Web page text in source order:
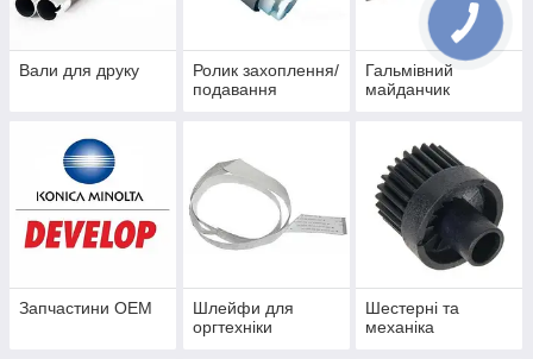
Вали для друку
Ролик захоплення/
подавання
Гальмівний
майданчик
Запчастини ОЕМ
Шлейфи для
оргтехніки
Шестерні та
механіка